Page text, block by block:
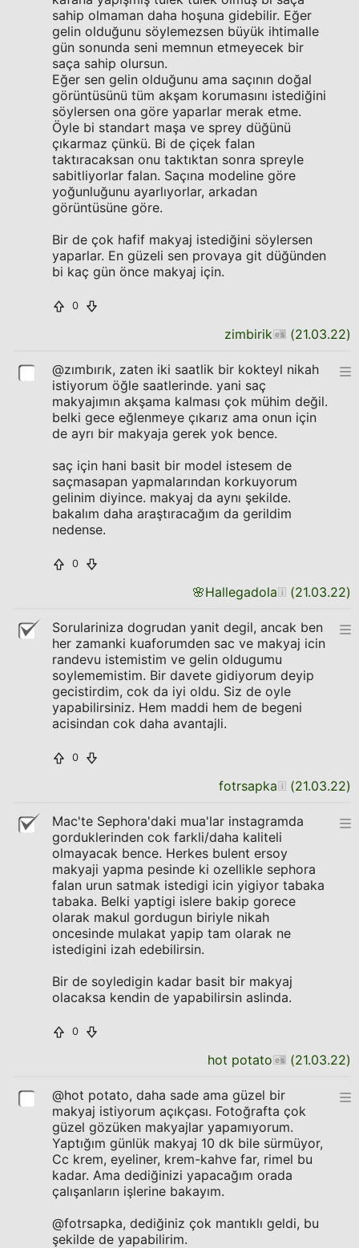
sahip olmaman daha hoşuna gidebilir. Eğer
gelin olduğunu söylemezsen büyük ihtimalle
gün sonunda seni memnun etmeyecek bir
saça sahip olursun.
Eğer sen gelin olduğunu ama saçının doğal
görüntüsünü tüm akşam korumasını istediğini
söylersen ona göre yaparlar merak etme.
Öyle bi standart maşa ve sprey düğünü
çıkarmaz çünkü. Bi de çiçek falan
taktıracaksan onu taktıktan sonra spreyle
sabitliyorlar falan. Saçına modeline göre
yoğunluğunu ayarlıyorlar, arkadan
görüntüsüne göre.
Bir de çok hafif makyaj istediğini söylersen
yaparlar. En güzeli sen provaya git düğünden
bi kaç gün önce makyaj için.
0
zimbirik (21.03.22)
@zımbırık, zaten iki saatlik bir kokteyl nikah
istiyorum öğle saatlerinde. yani saç
makyajımın akşama kalması çok mühim değil.
belki gece eğlenmeye çıkarız ama onun için
de ayrı bir makyaja gerek yok bence.
saç için hani basit bir model istesem de
saçmasapan yapmalarından korkuyorum
gelinim diyince. makyaj da aynı şekilde.
bakalım daha araştıracağım da gerildim
nedense.
0
🌸Hallegadola (21.03.22)
Sorulariniza dogrudan yanit degil, ancak ben
her zamanki kuaforumden sac ve makyaj icin
randevu istemistim ve gelin oldugumu
soylememistim. Bir davete gidiyorum deyip
gecistirdim, cok da iyi oldu. Siz de oyle
yapabilirsiniz. Hem maddi hem de begeni
acisindan cok daha avantajli.
0
fotrsapka (21.03.22)
Mac'te Sephora'daki mua'lar instagramda
gorduklerinden cok farkli/daha kaliteli
olmayacak bence. Herkes bulent ersoy
makyaji yapma pesinde ki ozellikle sephora
falan urun satmak istedigi icin yigiyor tabaka
tabaka. Belki yaptigi islere bakip gorece
olarak makul gordugun biriyle nikah
oncesinde mulakat yapip tam olarak ne
istedigini izah edebilirsin.
Bir de soyledigin kadar basit bir makyaj
olacaksa kendin de yapabilirsin aslinda.
0
hot potato (21.03.22)
@hot potato, daha sade ama güzel bir
makyaj istiyorum açıkçası. Fotoğrafta çok
güzel gözüken makyajlar yapamıyorum.
Yaptığım günlük makyaj 10 dk bile sürmüyor,
Cc krem, eyeliner, krem-kahve far, rimel bu
kadar. Ama dediğinizi yapacağım orada
çalışanların işlerine bakayım.
@fotrsapka, dediğiniz çok mantıklı geldi, bu
şekilde de yapabilirim.